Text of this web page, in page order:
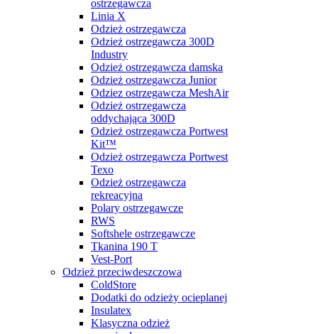
ostrzegawcza
Linia X
Odzież ostrzegawcza
Odzież ostrzegawcza 300D
Industry
Odzież ostrzegawcza damska
Odzież ostrzegawcza Junior
Odziez ostrzegawcza MeshAir
Odzież ostrzegawcza
oddychająca 300D
Odzież ostrzegawcza Portwest
Kit™
Odzież ostrzegawcza Portwest
Texo
Odzież ostrzegawcza
rekreacyjna
Polary ostrzegawcze
RWS
Softshele ostrzegawcze
Tkanina 190 T
Vest-Port
Odzież przeciwdeszczowa
ColdStore
Dodatki do odzieży ocieplanej
Insulatex
Klasyczna odzież